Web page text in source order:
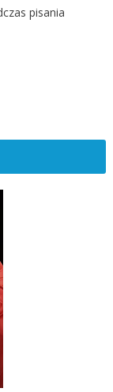
pisania